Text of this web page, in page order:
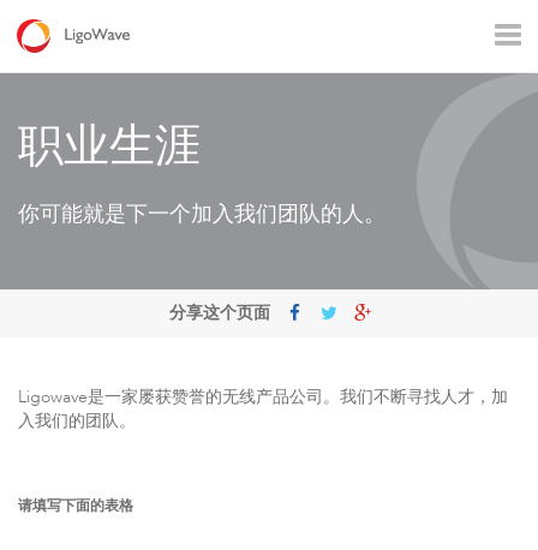
运营商
农村通讯
职业生涯
你可能就是下一个加入我们团队的人。
分享这个页面
Ligowave是一家屡获赞誉的无线产品公司。我们不断寻找人才，加
入我们的团队。
请填写下面的表格